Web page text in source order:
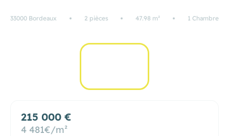
33000 Bordeaux 2 pièces 47.98 m² 1 Chambre
215 000 €
4 481€/m²